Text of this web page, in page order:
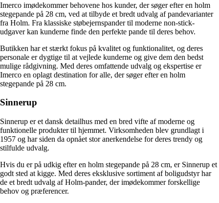
Imerco imødekommer behovene hos kunder, der søger efter en holm
stegepande på 28 cm, ved at tilbyde et bredt udvalg af pandevarianter
fra Holm. Fra klassiske støbejernspander til moderne non-stick-
udgaver kan kunderne finde den perfekte pande til deres behov.
Butikken har et stærkt fokus på kvalitet og funktionalitet, og deres
personale er dygtige til at vejlede kunderne og give dem den bedst
mulige rådgivning. Med deres omfattende udvalg og ekspertise er
Imerco en oplagt destination for alle, der søger efter en holm
stegepande på 28 cm.
Sinnerup
Sinnerup er et dansk detailhus med en bred vifte af moderne og
funktionelle produkter til hjemmet. Virksomheden blev grundlagt i
1957 og har siden da opnået stor anerkendelse for deres trendy og
stilfulde udvalg.
Hvis du er på udkig efter en holm stegepande på 28 cm, er Sinnerup et
godt sted at kigge. Med deres eksklusive sortiment af boligudstyr har
de et bredt udvalg af Holm-pander, der imødekommer forskellige
behov og præferencer.